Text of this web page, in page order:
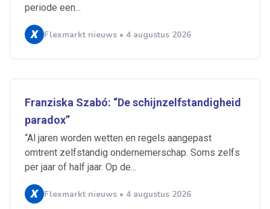
periode een...
Flexmarkt nieuws • 4 augustus 2026
Franziska Szabó: “De schijnzelfstandigheid
paradox”
“Al jaren worden wetten en regels aangepast
omtrent zelfstandig ondernemerschap. Soms zelfs
per jaar of half jaar. Op de...
Flexmarkt nieuws • 4 augustus 2026
Ontvang vacatures direct in
je mailbox